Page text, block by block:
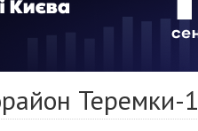
Теремки-1